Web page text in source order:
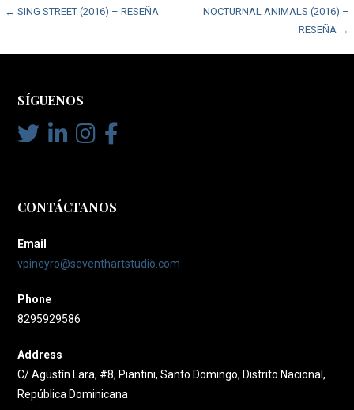
Post
← SING STREET (2016) – RESEÑA
NOCTURNAL ANIMALS (2016) –
RESEÑA →
SÍGUENOS
CONTÁCTANOS
Email
vpineyro@seventhartstudio.com
Phone
8295929586
Address
C/ Agustín Lara, #8, Piantini, Santo Domingo, Distrito Nacional,
República Dominicana